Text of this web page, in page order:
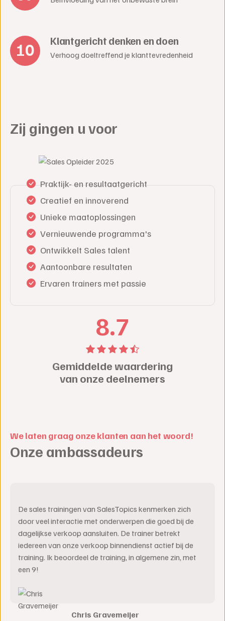
Klantgericht denken en doen
Verhoog doeltreffend je klanttevredenheid
Zij gingen u voor
Praktijk- en resultaatgericht
Creatief en innoverend
Unieke maatoplossingen
Vernieuwende programma's
Ontwikkelt Sales talent
Aantoonbare resultaten
Ervaren trainers met passie
8.7
Gemiddelde waardering
van onze deelnemers
We laten graag onze klanten aan het woord!
Onze ambassadeurs
De sales trainingen van SalesTopics kenmerken zich
door veel interactie met onderwerpen die goed bij de
dagelijkse verkoop aansluiten. De trainer betrekt
iedereen van onze verkoop binnendienst actief bij de
training. Ik beoordeel de training, in algemene zin, met
een 9!
Chris Gravemeijer